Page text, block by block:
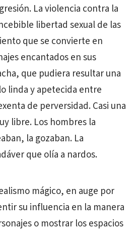
La violencia contra la
libertad sexual de las
que se convierte en
encantados en sus
que pudiera resultar una
linda y apetecida entre
de perversidad. Casi una
libre. Los hombres la
la gozaban. La
que olía a nardos.
mágico, en auge por
su influencia en la manera
o mostrar los espacios